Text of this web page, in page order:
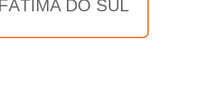
FÁTIMA DO SUL